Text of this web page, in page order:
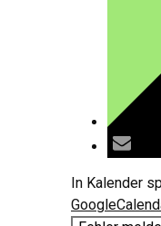
In Kalender